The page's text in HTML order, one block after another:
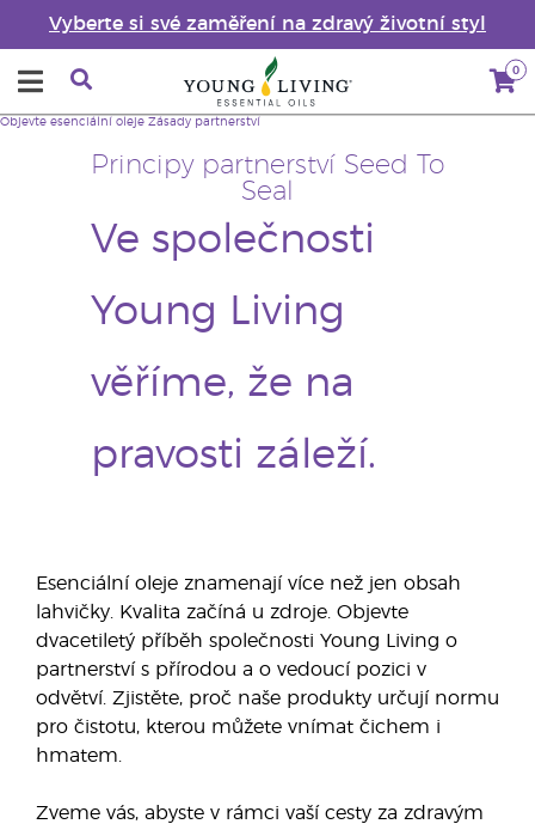
Vyberte si své zaměření na zdravý životní styl
0
Principy partnerství Seed To
Seal
Ve společnosti
Young Living
věříme, že na
pravosti záleží.
Objevte esenciální oleje Zásady partnerství
Esenciální oleje znamenají více než jen obsah
lahvičky. Kvalita začíná u zdroje. Objevte
dvacetiletý příběh společnosti Young Living o
partnerství s přírodou a o vedoucí pozici v
odvětví. Zjistěte, proč naše produkty určují normu
pro čistotu, kterou můžete vnímat čichem i
hmatem.
Zveme vás, abyste v rámci vaší cesty za zdravým